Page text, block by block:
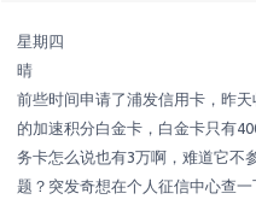
星期四
晴
前些时间申请了浦发信用卡，昨
的加速积分白金卡，白金卡只有
务卡怎么说也有3万啊，难道它不
题？突发奇想在个人征信中心查